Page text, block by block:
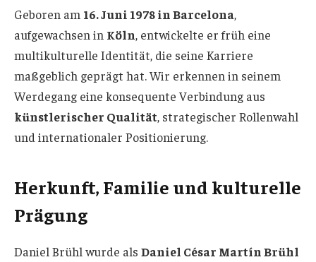
Geboren am 16. Juni 1978 in Barcelona,
aufgewachsen in Köln, entwickelte er früh eine
multikulturelle Identität, die seine Karriere
maßgeblich geprägt hat. Wir erkennen in seinem
Werdegang eine konsequente Verbindung aus
künstlerischer Qualität, strategischer Rollenwahl
und internationaler Positionierung.
Herkunft, Familie und kulturelle
Prägung
Daniel Brühl wurde als Daniel César Martín Brühl